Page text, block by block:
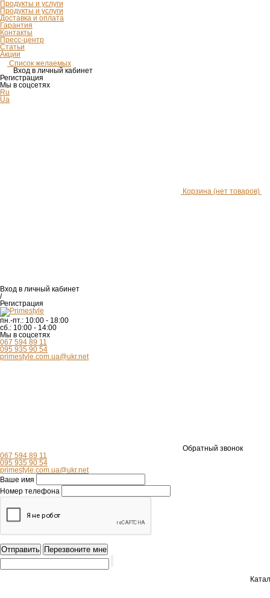
Продукты и услуги
Продукты и услуги
Доставка и оплата
Гарантия
Контакты
Пресс-центр
Статьи
Акции
Список желаемых
Вход в личный кабинет
Регистрация
Мы в соцсетях
Ru
Ua
Корзина (нет товаров)
Вход в личный кабинет
/
Регистрация
пн.-пт.: 10:00 - 18:00
сб.: 10:00 - 14:00
Мы в соцсетях
067 594 89 11
095 935 90 54
primestyle.com.ua@ukr.net
Обратный звонок
067 594 89 11
095 935 90 54
primestyle.com.ua@ukr.net
Ваше имя
Номер телефона